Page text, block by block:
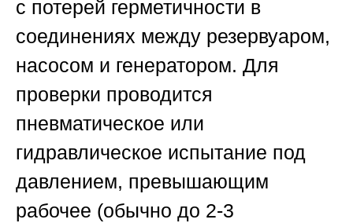
с потерей герметичности в
соединениях между резервуаром,
насосом и генератором. Для
проверки проводится
пневматическое или
гидравлическое испытание под
давлением, превышающим
рабочее (обычно до 2-3